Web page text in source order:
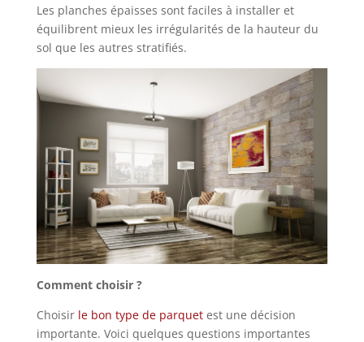
Les planches épaisses sont faciles à installer et
équilibrent mieux les irrégularités de la hauteur du
sol que les autres stratifiés.
Comment choisir ?
Choisir le bon type de parquetest une décision
importante. Voici quelques questions importantes